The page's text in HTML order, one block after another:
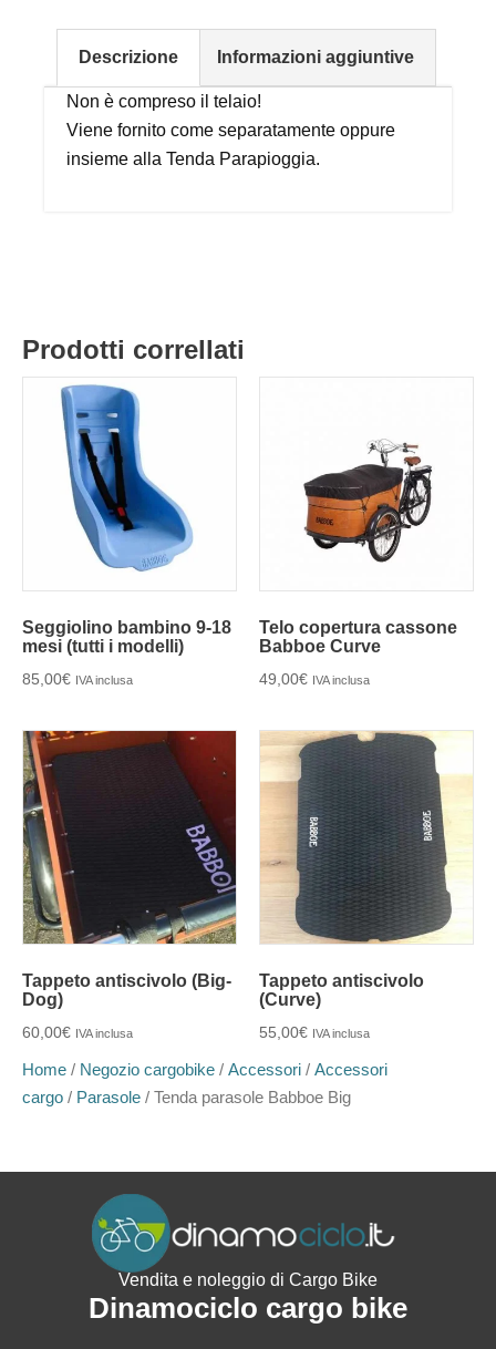
Descrizione Informazioni aggiuntive
Non è compreso il telaio!
Viene fornito come separatamente oppure
insieme alla Tenda Parapioggia.
Prodotti correllati
Seggiolino bambino 9-18
mesi (tutti i modelli)
85,00€ IVA inclusa
Telo copertura cassone
Babboe Curve
49,00€ IVA inclusa
Tappeto antiscivolo (Big-
Dog)
60,00€ IVA inclusa
Tappeto antiscivolo
(Curve)
55,00€ IVA inclusa
Home / Negozio cargobike / Accessori / Accessori
cargo / Parasole / Tenda parasole Babboe Big
Vendita e noleggio di Cargo Bike
Dinamociclo cargo bike